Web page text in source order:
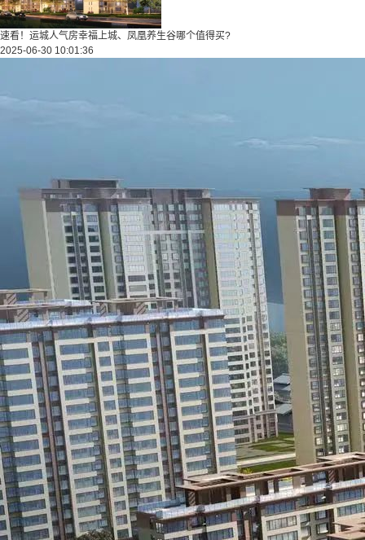
速看！运城人气房幸福上城、凤凰养生谷哪个值得买?
2025-06-30 10:01:36